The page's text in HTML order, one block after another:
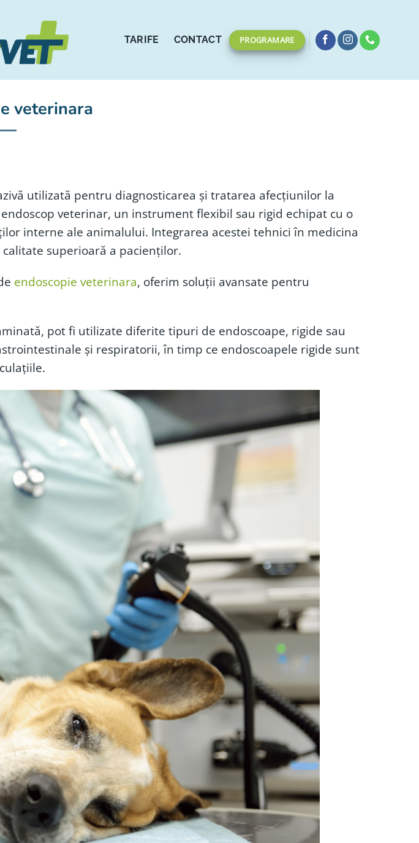
TARIFE CONTACT PROGRAMARE
veterinara
utilizată pentru diagnosticarea și tratarea afecțiunilor la
veterinar, un instrument flexibil sau rigid echipat cu o
interne ale animalului. Integrarea acestei tehnici în medicina
superioară a pacienților.
endoscopie veterinara, oferim soluții avansate pentru
pot fi utilizate diferite tipuri de endoscoape, rigide sau
și respiratorii, în timp ce endoscoapele rigide sunt